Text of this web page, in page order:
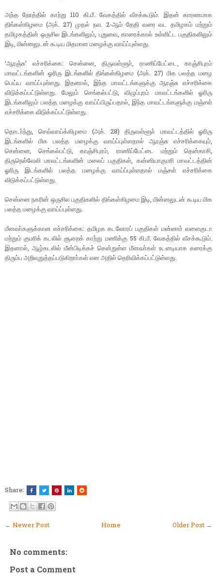
அந்த நேரத்தில் காற்று 110 கி.மீ. வேகத்தில் வீசக்கூடும். இதன் காரணமாக
திங்கள்கிழமை (அக். 27) முதல் நவ. 2-ஆம் தேதி வரை வட தமிழகம் மற்றும்
தமிழகத்தின் ஒருசில இடங்களிலும், புதுவை, காரைக்கால் உள்ளிட்ட பகுதிகளிலும்
இடி, மின்னலுடன் கூடிய மிதமான மழைக்கு வாய்ப்புள்ளது.
‘ஆரஞ்சு’ எச்சரிக்கை: சென்னை, திருவள்ளூா், ராணிப்பேட்டை, காஞ்சிபுரம்
மாவட்டங்களின் ஓரிரு இடங்களில் திங்கள்கிழமை (அக். 27) மிக பலத்த மழை
பெய்ய வாய்ப்புள்ளது. இதனால், இந்த மாவட்டங்களுக்கு ஆரஞ்சு எச்சரிக்கை
விடுக்கப்பட்டுள்ளது. மேலும் செங்கல்பட்டு, விழுப்புரம் மாவட்டங்களில் ஓரிரு
இடங்களிலும் பலத்த மழைக்கு வாய்ப்பிருப்பதால், இந்த மாவட்டங்களுக்கு மஞ்சள்
எச்சரிக்கை விடுக்கப்பட்டுள்ளது.
தொடா்ந்து, செவ்வாய்க்கிழமை (அக். 28) திருவள்ளூா் மாவட்டத்தில் ஓரிரு
இடங்களில் மிக பலத்த மழைக்கு வாய்ப்புள்ளதால் ஆரஞ்சு எச்சரிக்கையும்,
சென்னை, செங்கல்பட்டு, காஞ்சிபுரம், ராணிப்பேட்டை மற்றும் தென்காசி,
திருநெல்வேலி மாவட்டங்களின் மலைப் பகுதிகள், கன்னியாகுமரி மாவட்டத்தின்
ஓரிரு இடங்களில் பலத்த மழைக்கு வாய்ப்புள்ளதால் மஞ்சள் எச்சரிக்கை
விடுக்கப்பட்டுள்ளது.
சென்னை நகரின் ஒருசில பகுதிகளில் திங்கள்கிழமை இடி, மின்னலுடன் கூடிய மிக
பலத்த மழைக்கு வாய்ப்புள்ளது.
மீனவா்களுக்கான எச்சரிக்கை: தமிழக கடலோரப் பகுதிகள் மன்னாா் வளைகுடா
மற்றும் குமரிக் கடலில் சூறைக் காற்று மணிக்கு 55 கி.மீ. வேகத்தில் வீசக்கூடும்.
இதனால், ஆழ்கடலில் மீன்பிடிக்கச் சென்றுள்ள மீனவா்கள் உடனடியாக கரைக்கு
திரும்ப அறிவுறுத்தப்படுகிறாா்கள் என அதில் தெரிவிக்கப்பட்டுள்ளது.
Share:
← Newer Post Older Post →
Home
No comments:
Post a Comment